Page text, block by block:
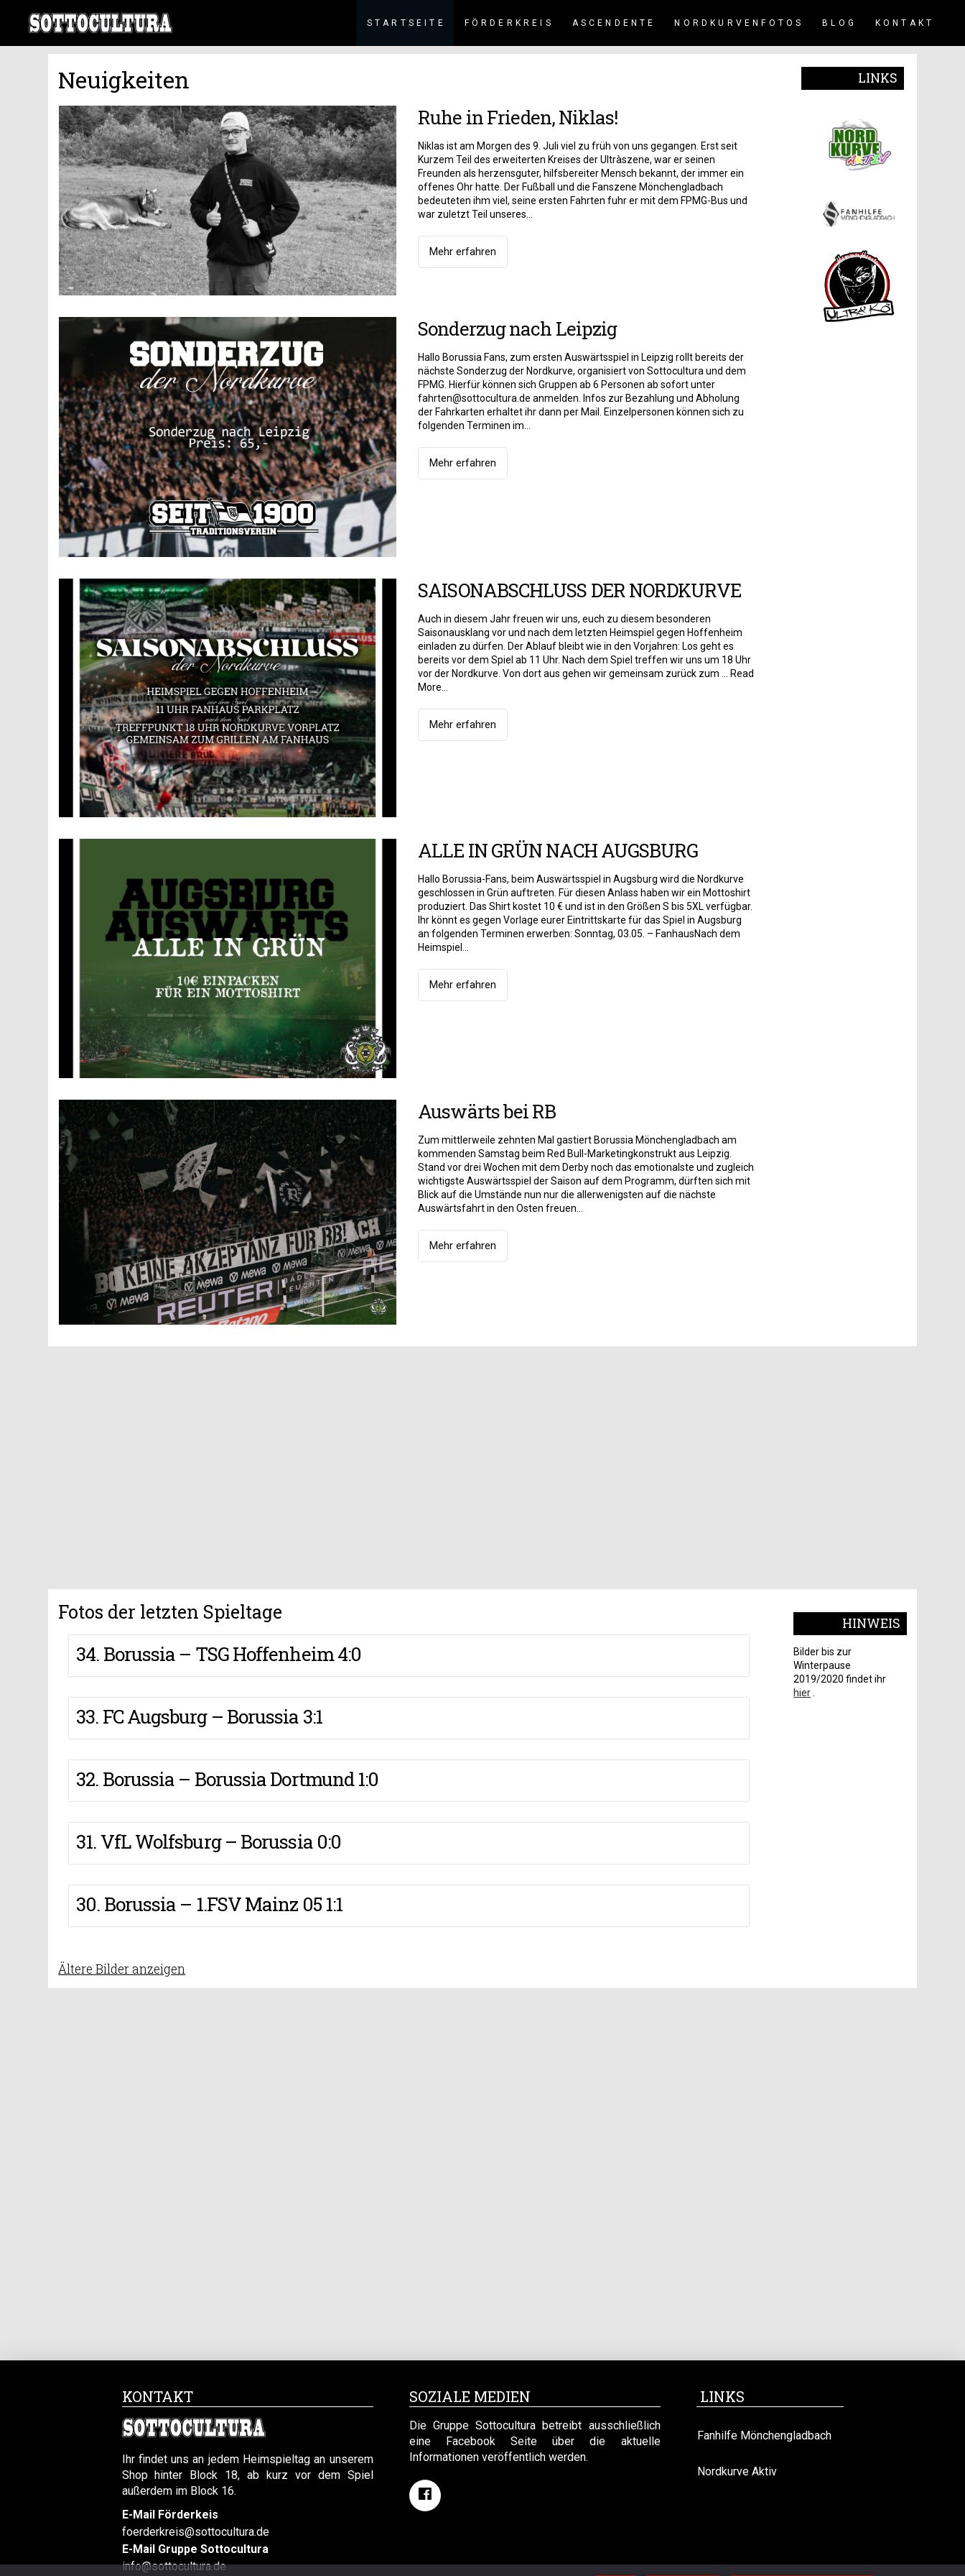
STARTSEITE FÖRDERKREIS ASCENDENTE NORDKURVENFOTOS BLOG KONTAKT
Neuigkeiten
Ruhe in Frieden, Niklas!
Niklas ist am Morgen des 9. Juli viel zu früh von uns gegangen. Erst seit
Kurzem Teil des erweiterten Kreises der Ultràszene, war er seinen
Freunden als herzensguter, hilfsbereiter Mensch bekannt, der immer ein
offenes Ohr hatte. Der Fußball und die Fanszene Mönchengladbach
bedeuteten ihm viel, seine ersten Fahrten fuhr er mit dem FPMG-Bus und
war zuletzt Teil unseres...
Mehr erfahren
Sonderzug nach Leipzig
Hallo Borussia Fans, zum ersten Auswärtsspiel in Leipzig rollt bereits der
nächste Sonderzug der Nordkurve, organisiert von Sottocultura und dem
FPMG. Hierfür können sich Gruppen ab 6 Personen ab sofort unter
fahrten@sottocultura.de anmelden. Infos zur Bezahlung und Abholung
der Fahrkarten erhaltet ihr dann per Mail. Einzelpersonen können sich zu
folgenden Terminen im...
Mehr erfahren
SAISONABSCHLUSS DER NORDKURVE
Auch in diesem Jahr freuen wir uns, euch zu diesem besonderen
Saisonausklang vor und nach dem letzten Heimspiel gegen Hoffenheim
einladen zu dürfen. Der Ablauf bleibt wie in den Vorjahren: Los geht es
bereits vor dem Spiel ab 11 Uhr. Nach dem Spiel treffen wir uns um 18 Uhr
vor der Nordkurve. Von dort aus gehen wir gemeinsam zurück zum ... Read
More...
Mehr erfahren
ALLE IN GRÜN NACH AUGSBURG
Hallo Borussia-Fans, beim Auswärtsspiel in Augsburg wird die Nordkurve
geschlossen in Grün auftreten. Für diesen Anlass haben wir ein Mottoshirt
produziert. Das Shirt kostet 10 € und ist in den Größen S bis 5XL verfügbar.
Ihr könnt es gegen Vorlage eurer Eintrittskarte für das Spiel in Augsburg
an folgenden Terminen erwerben: Sonntag, 03.05. – FanhausNach dem
Heimspiel...
Mehr erfahren
Auswärts bei RB
Zum mittlerweile zehnten Mal gastiert Borussia Mönchengladbach am
kommenden Samstag beim Red Bull-Marketingkonstrukt aus Leipzig.
Stand vor drei Wochen mit dem Derby noch das emotionalste und zugleich
wichtigste Auswärtsspiel der Saison auf dem Programm, dürften sich mit
Blick auf die Umstände nun nur die allerwenigsten auf die nächste
Auswärtsfahrt in den Osten freuen...
Mehr erfahren
LINKS
Fotos der letzten Spieltage
34. Borussia – TSG Hoffenheim 4:0
33. FC Augsburg – Borussia 3:1
32. Borussia – Borussia Dortmund 1:0
31. VfL Wolfsburg – Borussia 0:0
30. Borussia – 1.FSV Mainz 05 1:1
Ältere Bilder anzeigen
HINWEIS
Bilder bis zur
Winterpause
2019/2020 findet ihr
hier
KONTAKT
Ihr findet uns an jedem Heimspieltag an unserem
Shop hinter Block 18, ab kurz vor dem Spiel
außerdem im Block 16.
E-Mail Förderkeis
foerderkreis@sottocultura.de
E-Mail Gruppe Sottocultura
info@sottocultura.de
SOZIALE MEDIEN
Die Gruppe Sottocultura betreibt ausschließlich
eine Facebook Seite über die aktuelle
Informationen veröffentlich werden.
LINKS
Fanhilfe Mönchengladbach
Nordkurve Aktiv